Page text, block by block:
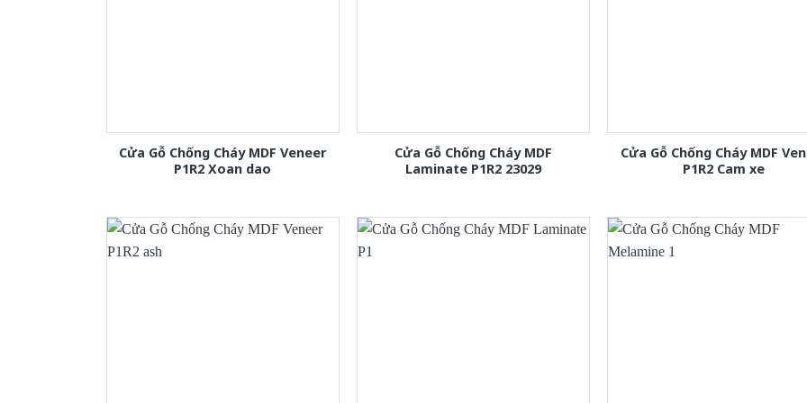
Cửa Gỗ Chống Cháy MDF Veneer
P1R2 Xoan dao
Cửa Gỗ Chống Cháy MDF
Laminate P1R2 23029
Cửa Gỗ Chống Cháy MDF
P1R2 Cam xe